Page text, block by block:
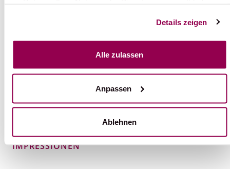
Details zeigen
Alle zulassen
Anpassen
Ablehnen
müssen Sie bei der Anreise über gültige
IMPRESSIONEN